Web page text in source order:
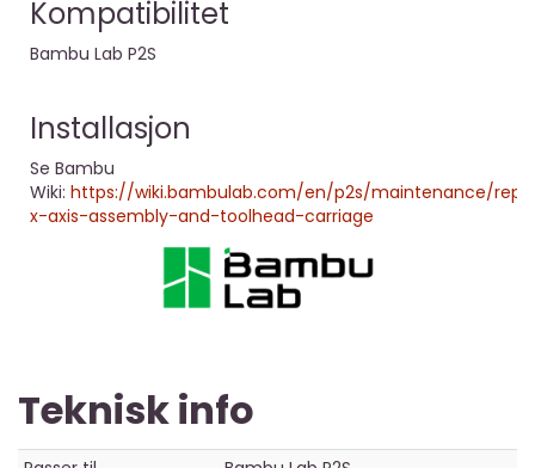
Kompatibilitet
Bambu Lab P2S
Installasjon
Se Bambu
Wiki: https://wiki.bambulab.com/en/p2s/maintenance/
x-axis-assembly-and-toolhead-carriage
Teknisk info